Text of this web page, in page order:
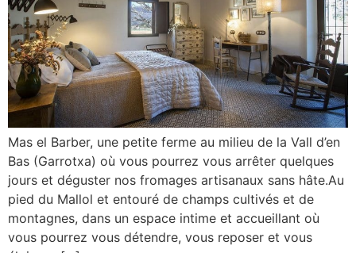
Mas el Barber, une petite ferme au milieu de la Vall d’en
Bas (Garrotxa) où vous pourrez vous arrêter quelques
jours et déguster nos fromages artisanaux sans hâte.Au
pied du Mallol et entouré de champs cultivés et de
montagnes, dans un espace intime et accueillant où
vous pourrez vous détendre, vous reposer et vous